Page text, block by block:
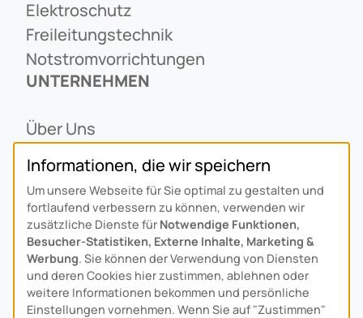
Elektroschutz
Freileitungstechnik
Notstromvorrichtungen
UNTERNEHMEN
Über Uns
Alois Schiffmann Stiftung
Allgemeine Lieferbedingungen
Arcus Niederlande: Bedrijfsgegevens
KONTAKT
Anfahrt
Informationen, die wir speichern
Um unsere Webseite für Sie optimal zu gestalten und
fortlaufend verbessern zu können, verwenden wir
zusätzliche Dienste für Notwendige Funktionen,
Besucher-Statistiken, Externe Inhalte, Marketing &
Werbung. Sie können der Verwendung von Diensten
und deren Cookies hier zustimmen, ablehnen oder
weitere Informationen bekommen und persönliche
Einstellungen vornehmen. Wenn Sie auf "Zustimmen"